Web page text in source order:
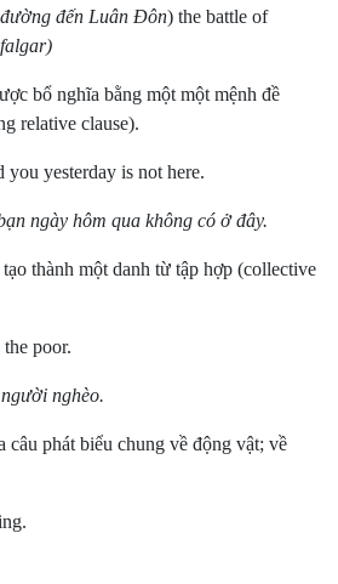
đường đến Luân Đôn) the battle of
bổ nghĩa bằng một một mệnh đề
relative clause).
yesterday is not here.
ngày hôm qua không có ở đây.
thành một danh từ tập hợp (collective
poor.
nghèo.
phát biểu chung về động vật; về